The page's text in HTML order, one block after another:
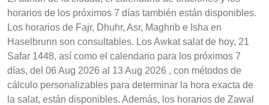
horarios de los próximos 7 días también están disponibles.
Los horarios de Fajr, Dhuhr, Asr, Maghrib e Isha en
Haselbrunn son consultables. Los Awkat salat de hoy, 21
Safar 1448, así como el calendario para los próximos 7
días, del 06 Aug 2026 al 13 Aug 2026 , con métodos de
cálculo personalizables para determinar la hora exacta de
la salat, están disponibles. Además, los horarios de Zawal